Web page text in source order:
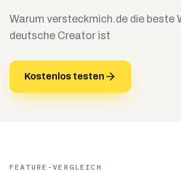
Warum versteckmich.de die beste
deutsche Creator ist
Kostenlos testen
FEATURE-VERGLEICH